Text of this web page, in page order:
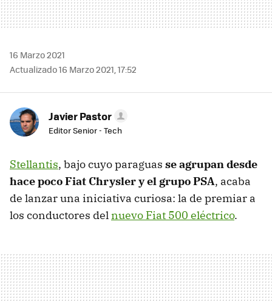
16 Marzo 2021
Actualizado 16 Marzo 2021, 17:52
Javier Pastor
Editor Senior - Tech
Stellantis, bajo cuyo paraguas se agrupan desde
hace poco Fiat Chrysler y el grupo PSA, acaba
de lanzar una iniciativa curiosa: la de premiar a
los conductores delnuevo Fiat 500 eléctrico.